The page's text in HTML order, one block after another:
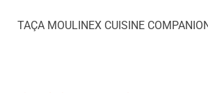
TAÇA MOULINEX CUISINE